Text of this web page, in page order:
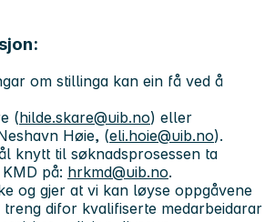
om stillinga kan ein få ved å
(hilde.skare@uib.no) eller
Høie, (eli.hoie@uib.no).
knytt til søknadsprosessen ta
på: hrkmd@uib.no.
og gjer at vi kan løyse oppgåvene
difor kvalifiserte medarbeidarar